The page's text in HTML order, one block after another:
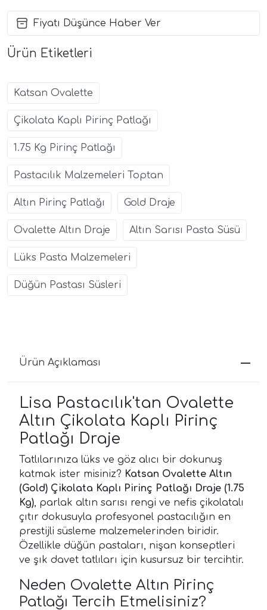
Fiyatı Düşünce Haber Ver
Ürün Etiketleri
Katsan Ovalette
Çikolata Kaplı Pirinç Patlağı
1.75 Kg Pirinç Patlağı
Pastacılık Malzemeleri Toptan
Altın Pirinç Patlağı Gold Draje
Ovalette Altın Draje Altın Sarısı Pasta Süsü
Lüks Pasta Malzemeleri
Düğün Pastası Süsleri
Ürün Açıklaması
Lisa Pastacılık'tan Ovalette
Altın Çikolata Kaplı Pirinç
Patlağı Draje
Tatlılarınıza lüks ve göz alıcı bir dokunuş
katmak ister misiniz? Katsan Ovalette Altın
(Gold) Çikolata Kaplı Pirinç Patlağı Draje (1.75
Kg), parlak altın sarısı rengi ve nefis çikolatalı
çıtır dokusuyla profesyonel pastacılığın en
prestijli süsleme malzemelerinden biridir.
Özellikle düğün pastaları, nişan konseptleri
ve şık davet tatlıları için kusursuz bir tercihtir.
Neden Ovalette Altın Pirinç
Patlağı Tercih Etmelisiniz?